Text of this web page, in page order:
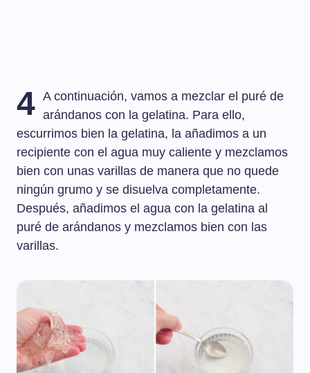
4 A continuación, vamos a mezclar el puré de
arándanos con la gelatina. Para ello,
escurrimos bien la gelatina, la añadimos a un
recipiente con el agua muy caliente y mezclamos
bien con unas varillas de manera que no quede
ningún grumo y se disuelva completamente.
Después, añadimos el agua con la gelatina al
puré de arándanos y mezclamos bien con las
varillas.